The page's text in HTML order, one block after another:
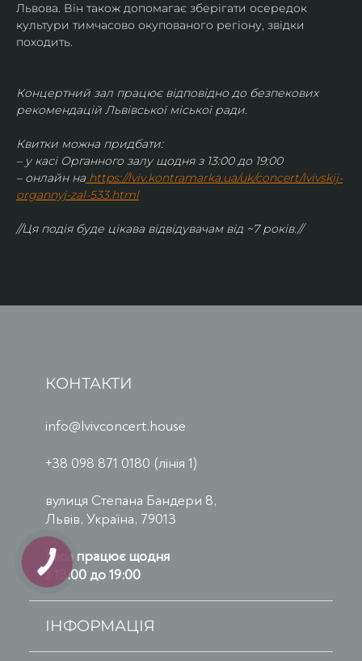
Львова. Він також допомагає зберігати осередок
культури тимчасово окупованого регіону, звідки
походить.
Концертний зал працює відповідно до безпекових
рекомендацій Львівської міської ради.
Квитки можна придбати:
– у касі Органного залу щодня з 13:00 до 19:00
– онлайн на https://lviv.kontramarka.ua/uk/concert/lvivskij-
organnyj-zal-533.html
//Ця подія буде цікава відвідувачам від ~7 років.//
КОНТАКТИ
info@lvivconcert.house
+38 098 871 0180 (лінія 1)
вулиця Степана Бандери 8,
Львів, Україна, 79013
Каса працює щодня
з 13:00 до 19:00
ІНФОРМАЦІЯ